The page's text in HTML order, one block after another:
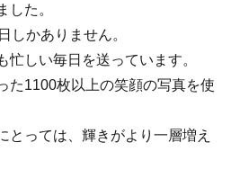
した。
しかありません。
しい毎日を送っています。
た1100枚以上の笑顔の写真を使
とっては、輝きがより一層増え